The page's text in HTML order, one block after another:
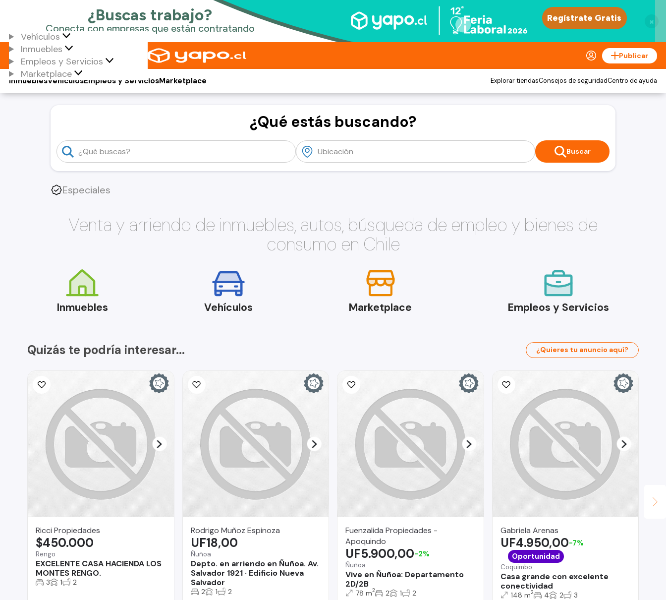
×
Vehículos
Inmuebles
Empleos y Servicios
Marketplace
Publicar
Vehículos
Inmuebles Empleos y ServiciosMarketplace Explorar tiendasConsejos de seguridadCentro de ayuda
¿Qué estás buscando?
Buscar
Especiales
Venta y arriendo de inmuebles, autos, búsqueda de empleo y bienes de
consumo en Chile
Inmuebles Vehículos Marketplace Empleos y Servicios
Quizás te podría interesar... ¿Quieres tu anuncio aquí?
Ricci Propiedades
Rengo
EXCELENTE CASA HACIENDA LOS
MONTES RENGO.
$450.000
3 1 2
Rodrigo Muñoz Espinoza
Ñuñoa
Depto. en arriendo en Ñuñoa. Av.
Salvador 1921 · Edificio Nueva
Salvador
UF18,00
2 1 2
Fuenzalida Propiedades -
Apoquindo
Ñuñoa
Vive en Ñuñoa: Departamento
2D/2B
UF5.900,00-2%
78 m2 2 1 2
Gabriela Arenas
Coquimbo
Casa grande con excelente
conectividad
UF4.950,00-7%
Oportunidad
148 m2 4 2 3